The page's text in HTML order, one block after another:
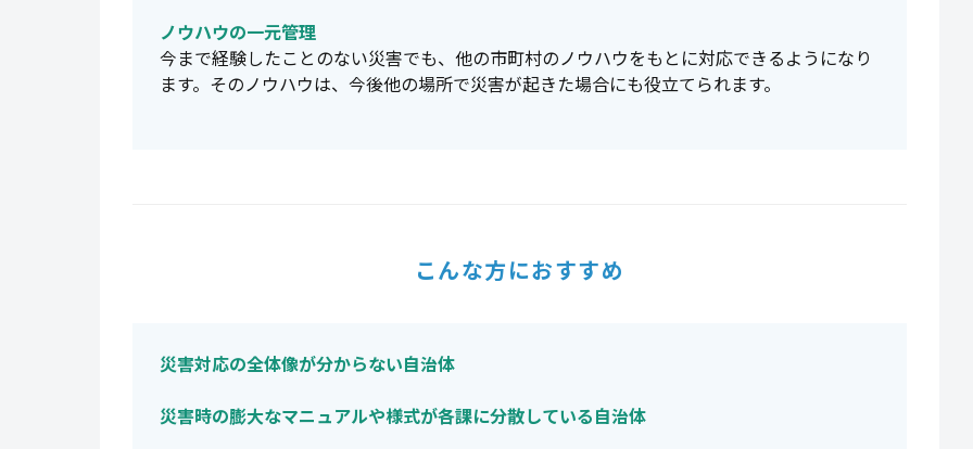
ノウハウの一元管理
今まで経験したことのない災害でも、他の市町村のノウハウをもとに対応できるようになり
ます。そのノウハウは、今後他の場所で災害が起きた場合にも役立てられます。
こんな方におすすめ
災害対応の全体像が分からない自治体
災害時の膨大なマニュアルや様式が各課に分散している自治体